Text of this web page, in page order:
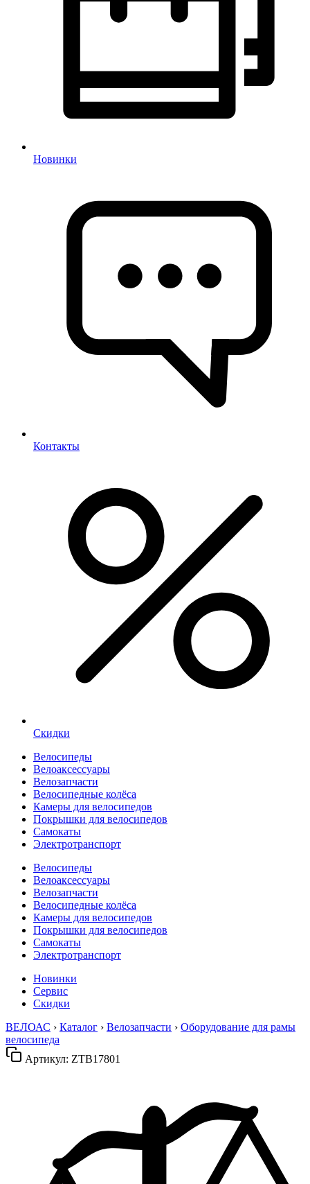
Новинки
Контакты
Скидки
Велосипеды
Велоаксессуары
Велозапчасти
Велосипедные колёса
Камеры для велосипедов
Покрышки для велосипедов
Самокаты
Электротранспорт
Велосипеды
Велоаксессуары
Велозапчасти
Велосипедные колёса
Камеры для велосипедов
Покрышки для велосипедов
Самокаты
Электротранспорт
Новинки
Сервис
Скидки
ВЕЛОАС › Каталог › Велозапчасти › Оборудование для рамы
велосипеда
Артикул: ZTB17801